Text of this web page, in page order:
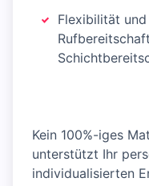
Flexibilität
Kein 100%-iges
unterstützt Ihr
individualisierten